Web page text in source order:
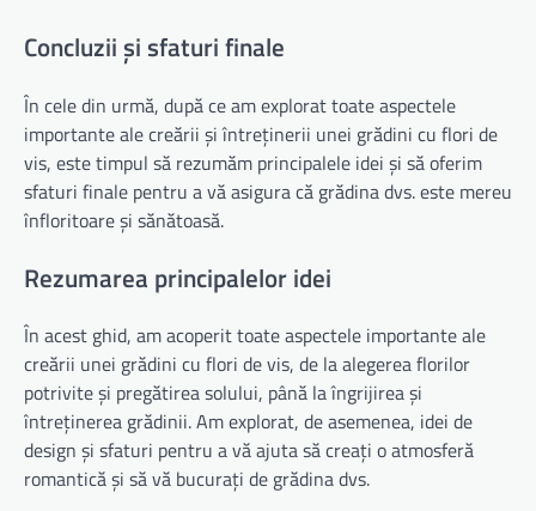
Concluzii și sfaturi finale
În cele din urmă, după ce am explorat toate aspectele
importante ale creării și întreținerii unei grădini cu flori de
vis, este timpul să rezumăm principalele idei și să oferim
sfaturi finale pentru a vă asigura că grădina dvs. este mereu
înfloritoare și sănătoasă.
Rezumarea principalelor idei
În acest ghid, am acoperit toate aspectele importante ale
creării unei grădini cu flori de vis, de la alegerea florilor
potrivite și pregătirea solului, până la îngrijirea și
întreținerea grădinii. Am explorat, de asemenea, idei de
design și sfaturi pentru a vă ajuta să creați o atmosferă
romantică și să vă bucurați de grădina dvs.